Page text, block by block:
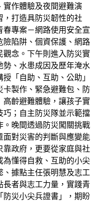
實作體驗及夜間避難演
打造具防災韌性的社
春專案－網路使用安全宣
險陷阱、個資保護、網路
觀念。下午則進入防災實
、水患成因及歷年淹水
「自助、互助、公助」
卡製作、緊急避難包、防
高齡避難體驗，讓孩子實
巧；自主防災隊並示範擋
。晚間透過防災闖關挑戰
面對災害的判斷與應變能
靠政府，更要從家庭與社
為懂得自救、互助的小尖
據點主任張明慧及志工
長者與志工力量，實踐青
防災小尖兵證書」，期盼